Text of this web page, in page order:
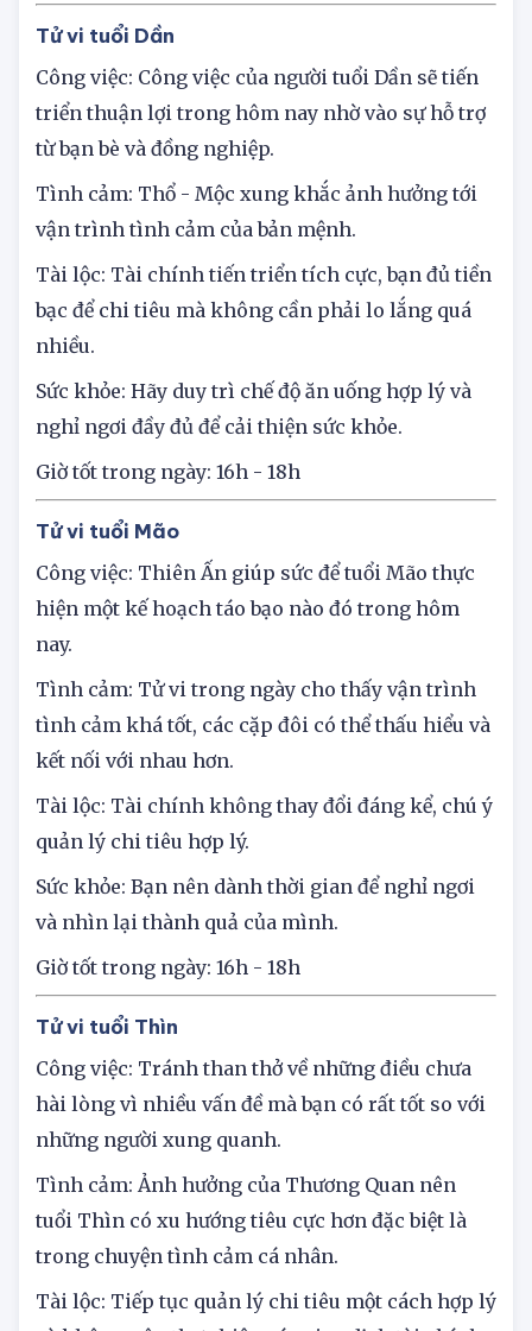
Giờ tốt trong ngày: 10h - 12h
Tử vi tuổi Dần
Công việc: Công việc của người tuổi Dần sẽ tiến
triển thuận lợi trong hôm nay nhờ vào sự hỗ trợ
từ bạn bè và đồng nghiệp.
Tình cảm: Thổ - Mộc xung khắc ảnh hưởng tới
vận trình tình cảm của bản mệnh.
Tài lộc: Tài chính tiến triển tích cực, bạn đủ tiền
bạc để chi tiêu mà không cần phải lo lắng quá
nhiều.
Sức khỏe: Hãy duy trì chế độ ăn uống hợp lý và
nghỉ ngơi đầy đủ để cải thiện sức khỏe.
Giờ tốt trong ngày: 16h - 18h
Tử vi tuổi Mão
Công việc: Thiên Ấn giúp sức để tuổi Mão thực
hiện một kế hoạch táo bạo nào đó trong hôm
nay.
Tình cảm: Tử vi trong ngày cho thấy vận trình
tình cảm khá tốt, các cặp đôi có thể thấu hiểu và
kết nối với nhau hơn.
Tài lộc: Tài chính không thay đổi đáng kể, chú ý
quản lý chi tiêu hợp lý.
Sức khỏe: Bạn nên dành thời gian để nghỉ ngơi
và nhìn lại thành quả của mình.
Giờ tốt trong ngày: 16h - 18h
Tử vi tuổi Thìn
Công việc: Tránh than thở về những điều chưa
hài lòng vì nhiều vấn đề mà bạn có rất tốt so với
những người xung quanh.
Tình cảm: Ảnh hưởng của Thương Quan nên
tuổi Thìn có xu hướng tiêu cực hơn đặc biệt là
trong chuyện tình cảm cá nhân.